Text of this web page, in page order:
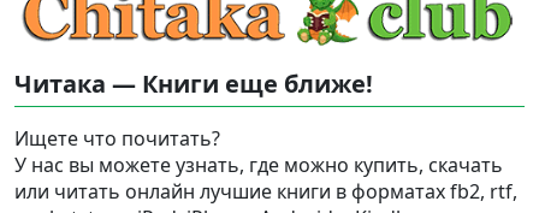
Читака — Книги еще ближе!
Ищете что почитать?
У нас вы можете узнать, где можно купить, скачать
или читать онлайн лучшие книги в форматах fb2, rtf,